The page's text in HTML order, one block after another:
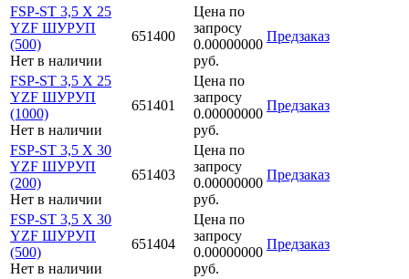
FSP-ST 3,5 X 25
YZF ШУРУП
(500)
Нет в наличии
651400
Цена по
запросу
0.00000000
руб.
Предзаказ
FSP-ST 3,5 X 25
YZF ШУРУП
(1000)
Нет в наличии
651401
Цена по
запросу
0.00000000
руб.
Предзаказ
FSP-ST 3,5 X 30
YZF ШУРУП
(200)
Нет в наличии
651403
Цена по
запросу
0.00000000
руб.
Предзаказ
FSP-ST 3,5 X 30
YZF ШУРУП
(500)
Нет в наличии
651404
Цена по
запросу
0.00000000
руб.
Предзаказ